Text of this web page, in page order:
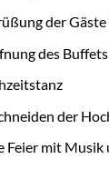
der
des Buffets
der
Feier mit Musik